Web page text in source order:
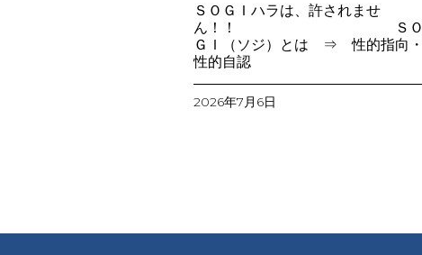
ＳＯＧＩハラは、許されませ
ん！！ ＳＯ
ＧＩ（ソジ）とは ⇒ 性的指向・
性的自認
2026年7月6日